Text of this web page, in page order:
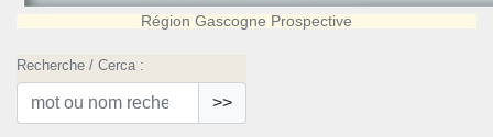
Région Gascogne Prospective
Recherche / Cerca :
>>